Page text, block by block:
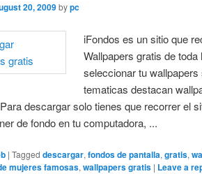
20, 2009 bypc
iFondos es un sitio que
Wallpapers gratis de
seleccionar tu
tematicas destacan
descargar solo tienes que recorrer el
de fondo en tu computadora, ...
|Tagged descargar,fondos de pantalla,gratis,
mujeres famosas,wallpapers gratis | Leave a